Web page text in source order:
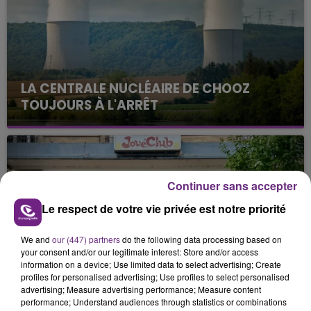
LA CENTRALE NUCLÉAIRE DE CHOOZ
TOUJOURS À L'ARRÊT
Cela fait déjà une semaine que la centrale
nucléaire ardennaise est à l'arrêt. Une situation
justifiée par la sécheresse intense qui est toujours
présente.
LE MAGASIN JOUÉCLUB DE REIMS FERME
SES PORTES
C'était l'une des institutions du centre-ville
Le respect de votre vie privée est notre priorité
We and our (447) partnersdo the following data processing based on
your consent and/or our legitimate interest: Store and/or access
information on a device; Use limited data to select advertising; Create
profiles for personalised advertising; Use profiles to select personalised
advertising; Measure advertising performance; Measure content
performance; Understand audiences through statistics or combinations
Continuer sans accepter